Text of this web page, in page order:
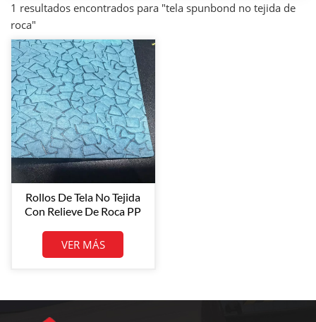
1 resultados encontrados para "tela spunbond no tejida de
roca"
Rollos De Tela No Tejida
Con Relieve De Roca PP
80GSM*1.6M*300M Al
Por Mayor
VER MÁS